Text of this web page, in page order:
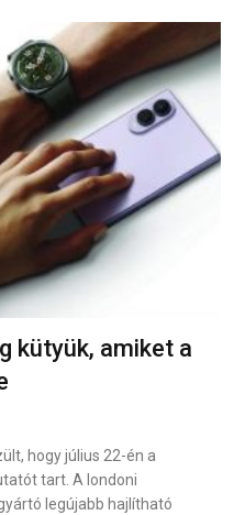
kütyük, amiket a
hogy július 22-én a
tart. A londoni
legújabb hajlítható